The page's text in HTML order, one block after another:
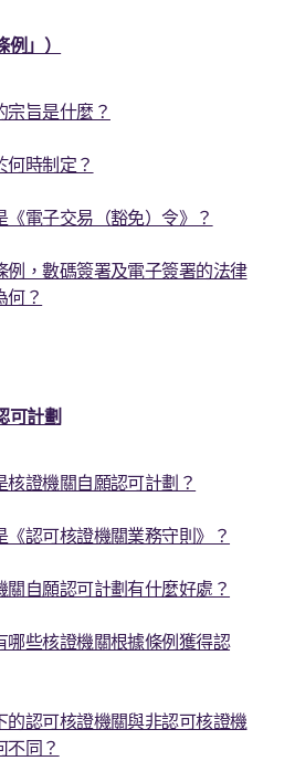
」）
宗旨是什麼？
何時制定？
《電子交易（豁免）令》？
例，數碼簽署及電子簽署的法律
何？
可計劃
核證機關自願認可計劃？
《認可核證機關業務守則》？
關自願認可計劃有什麼好處？
哪些核證機關根據條例獲得認
的認可核證機關與非認可核證機
不同？